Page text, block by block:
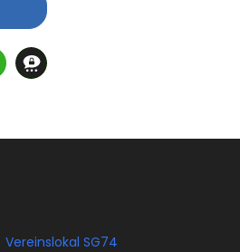
Vereinslokal SG74